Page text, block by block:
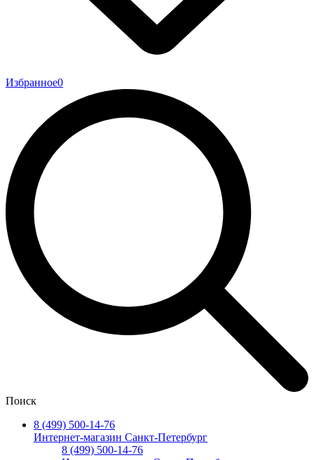
Избранное0
Поиск
8 (499) 500-14-76
Интернет-магазин Санкт-Петербург
8 (499) 500-14-76